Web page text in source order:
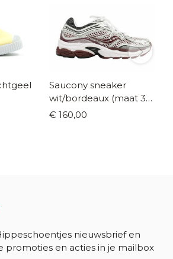
Saucony sneaker
wit/bordeaux (maat 35-
42)
€ 160,00
nieuwsbrief en
promoties en acties in je mailbox